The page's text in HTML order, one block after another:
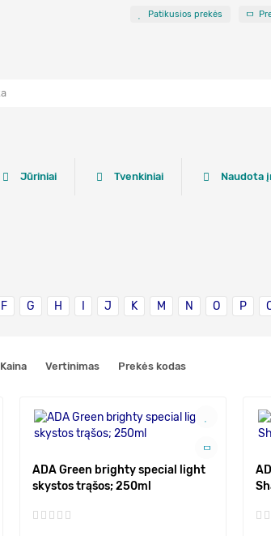
Patikusios prekės
Jūriniai Tvenkiniai Naudota
F G H J K M N O P
Kaina Vertinimas Prekės kodas
ADA Green brighty special light
skystos trąšos; 250ml